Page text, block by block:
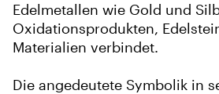
Edelmetallen wie Gold und
Oxidationsprodukten,
Materialien verbindet.
Die angedeutete Symbolik in